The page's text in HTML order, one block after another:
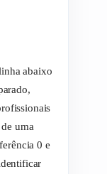
abaixo
de uma
0 e